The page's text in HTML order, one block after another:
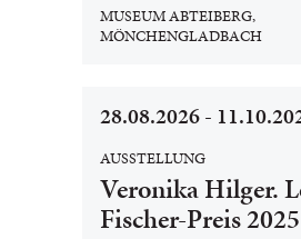
MUSEUM ABTEIBERG,
MÖNCHENGLADBACH
28.08.2026 -
AUSSTELLUNG
Veronika Hilger.
Fischer-Preis 2025